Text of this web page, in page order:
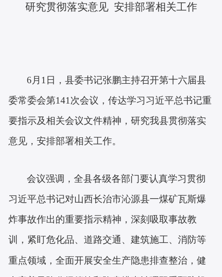
研究贯彻落实意见 安排部署相关工作
6 月 1 日，县委书记张鹏主持召开第十六届县
委常委会第141 次会议，传达学习习近平总书记重
要指示及相关会议文件精神，研究我县贯彻落实
意见，安排部署相关工作。
会议强调，全县各级各部门要认真学习贯彻
习近平总书记对山西长治市沁源县一煤矿瓦斯爆
炸事故作出的重要指示精神，深刻吸取事故教
训，紧盯危化品、道路交通、建筑施工、消防等
重点领域，全面开展安全生产隐患排查整治，健